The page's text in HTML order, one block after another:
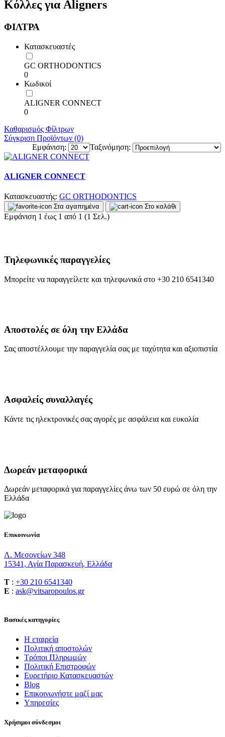
Κόλλες για Aligners
ΦΙΛΤΡΑ
Κατασκευαστές
GC ORTHODONTICS
0
Κωδικοί
ALIGNER CONNECT
0
Καθαρισμός Φίλτρων
Σύγκριση Προϊόντων (0)
Ταξινόμηση:
Εμφάνιση:
ALIGNER CONNECT
Κατασκευαστής: GC ORTHODONTICS
Στα αγαπημένα Στο καλάθι
Εμφάνιση 1 έως 1 από 1 (1 Σελ.)
Τηλεφωνικές παραγγελίες
Μπορείτε να παραγγείλετε και τηλεφωνικά στο +30 210 6541340
Αποστολές σε όλη την Ελλάδα
Σας αποστέλλουμε την παραγγελία σας με ταχύτητα και αξιοπιστία
Ασφαλείς συναλλαγές
Κάντε τις ηλεκτρονικές σας αγορές με ασφάλεια και ευκολία
Δωρεάν μεταφορικά
Δωρεάν μεταφορικά για παραγγελίες άνω των 50 ευρώ σε όλη την
Ελλάδα
Επικοινωνία
Λ. Μεσογείων 348
15341, Αγία Παρασκευή, Ελλάδα
T : +30 210 6541340
E : ask@vitsaropoulos.gr
Βασικές κατηγορίες
Η εταιρεία
Πολιτική αποστολών
Τρόποι Πληρωμών
Πολιτική Επιστροφών
Ευρετήριο Κατασκευαστών
Blog
Επικοινωνήστε μαζί μας
Υπηρεσίες
Χρήσιμοι σύνδεσμοι